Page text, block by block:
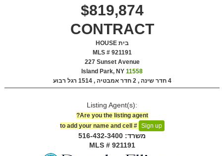
$819,874
CONTRACT
בית HOUSE
MLS # 921191
‎227 Sunset Avenue
Island Park, NY 11558
4 חדר שינה , 2 חדר אמבטיה ,
1514 רגל רבוע
Listing Agent(s):‎
Are you the listing agent?
Sign up
to add your name and cell #‎
משרד: ‍516-432-3400
MLS # 921191